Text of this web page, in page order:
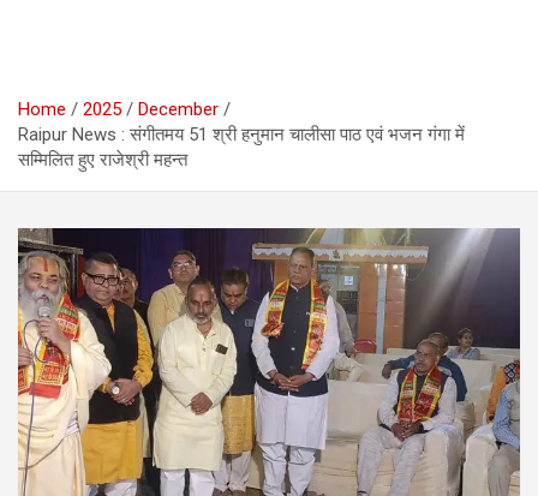
Home 2025
December
Raipur News : संगीतमय 51 श्री हनुमान चालीसा पाठ एवं भजन गंगा में
सम्मिलित हुए राजेश्री महन्त